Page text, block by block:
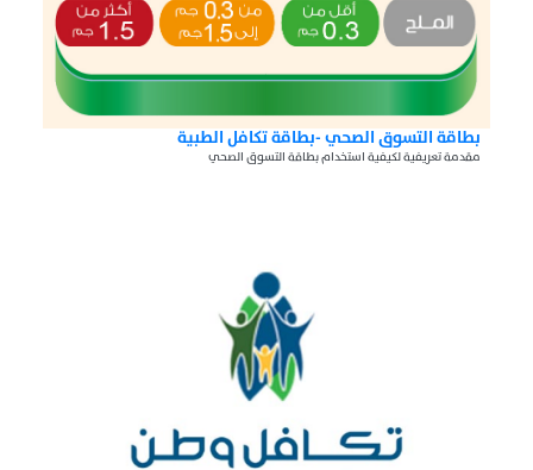
بطاقة التسوق الصحي -بطاقة تكافل الطبية
مقدمة تعريفية لكيفية استخدام بطاقة التسوق الصحي